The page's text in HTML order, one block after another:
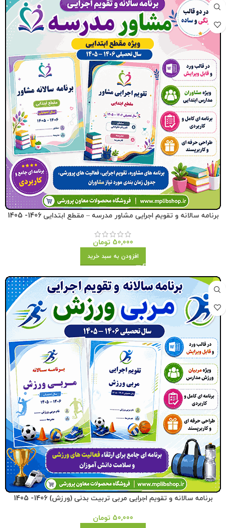
برنامه سالانه و تقویم اجرایی مشاور مدرسه – مقطع ابتدایی 1406- 1405
50,000 تومان
افزودن به سبد خرید
برنامه سالانه و تقویم اجرایی مربی تربیت بدنی (ورزش) 1406- 1405
50,000 تومان